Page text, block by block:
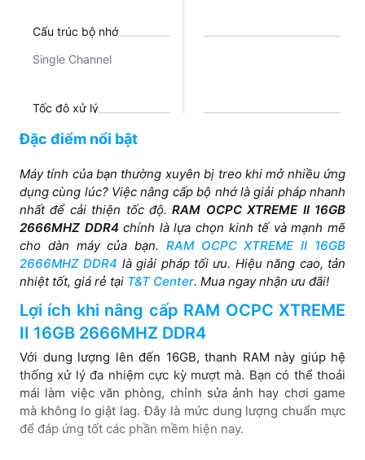
Cấu trúc bộ nhớ
Single Channel
Tốc độ xử lý
3200MHz
Độ trễ
CL16-20-20-38
Đặc điểm nổi bật
Máy tính của bạn thường xuyên bị treo khi mở nhiều ứng
dụng cùng lúc? Việc nâng cấp bộ nhớ là giải pháp nhanh
nhất để cải thiện tốc độ.RAM OCPC XTREME II 16GB
2666MHZ DDR4 chính là lựa chọn kinh tế và mạnh mẽ
cho dàn máy của bạn. RAM OCPC XTREME II 16GB
2666MHZ DDR4 là giải pháp tối ưu. Hiệu năng cao, tản
nhiệt tốt, giá rẻ tại T&T Center. Mua ngay nhận ưu đãi!
Lợi ích khi nâng cấp RAM OCPC XTREME
II 16GB 2666MHZ DDR4
Với dung lượng lên đến 16GB, thanh RAM này giúp hệ
thống xử lý đa nhiệm cực kỳ mượt mà. Bạn có thể thoải
mái làm việc văn phòng, chỉnh sửa ảnh hay chơi game
mà không lo giật lag. Đây là mức dung lượng chuẩn mực
để đáp ứng tốt các phần mềm hiện nay.